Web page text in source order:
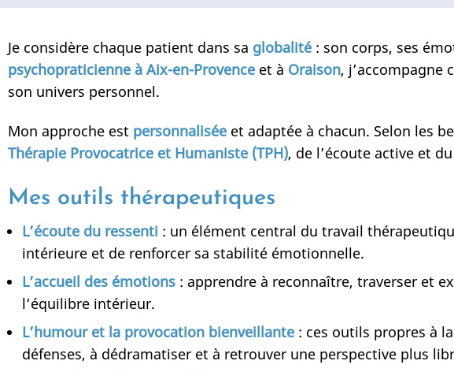
Je considère chaque patient dans sa globalité : son corps, ses
psychopraticienne à Aix-en-Provence et à Oraison, j’accompagne
son univers personnel.
Mon approche est personnalisée et adaptée à chacun. Selon les
Thérapie Provocatrice et Humaniste (TPH), de l’écoute active et
Mes outils thérapeutiques
L’écoute du ressenti : un élément central du travail
intérieure et de renforcer sa stabilité émotionnelle.
L’accueil des émotions : apprendre à reconnaître, traverser et
l’équilibre intérieur.
L’humour et la provocation bienveillante : ces outils propres à
défenses, à dédramatiser et à retrouver une perspective plus